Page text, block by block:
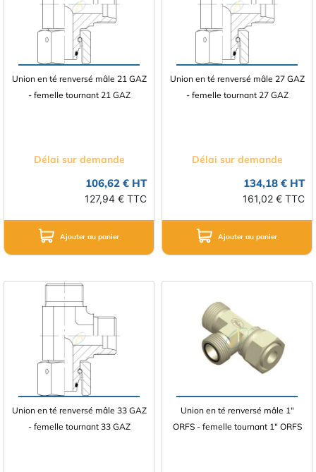
Union en té renversé mâle 21 GAZ
- femelle tournant 21 GAZ
Délai sur demande
106,62 € HT
127,94 € TTC
Ajouter au panier
Union en té renversé mâle 27 GAZ
- femelle tournant 27 GAZ
Délai sur demande
134,18 € HT
161,02 € TTC
Ajouter au panier
Union en té renversé mâle 33 GAZ
- femelle tournant 33 GAZ
Union en té renversé mâle 1"
ORFS - femelle tournant 1" ORFS